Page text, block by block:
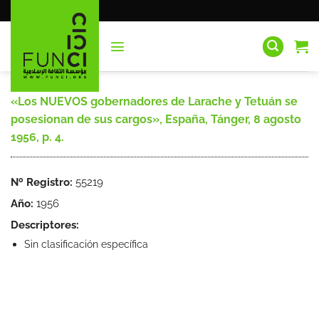
al
«Los NUEVOS gobernadores de Larache y Tetuán se
posesionan de sus cargos», España, Tánger, 8 agosto
1956, p. 4.
Nº Registro: 55219
Año: 1956
Descriptores:
Sin clasificación específica